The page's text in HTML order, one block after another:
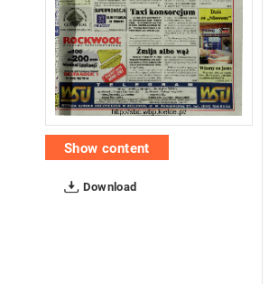
Show content
Download